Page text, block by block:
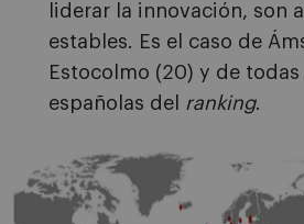
liderar la innovación, son
estables. Es el caso de
Estocolmo (20) y de
españolas del
ranking.